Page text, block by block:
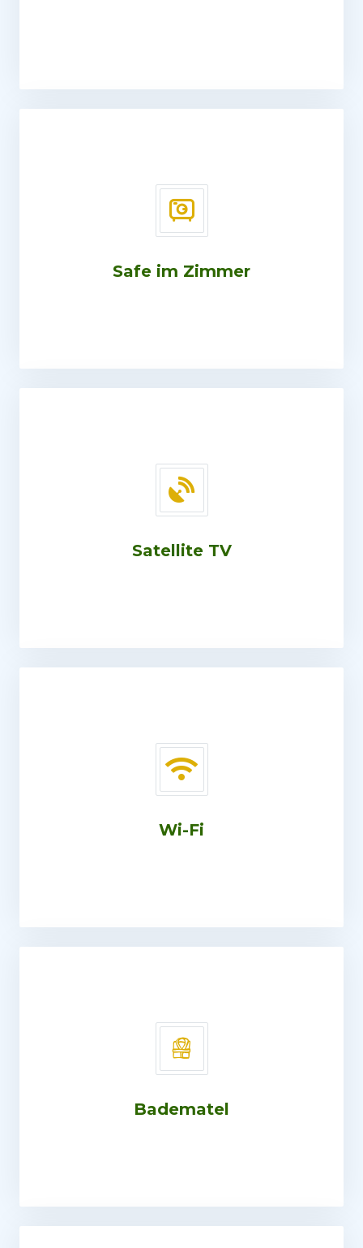
Safe im Zimmer
Satellite TV
Wi-Fi
Badematel